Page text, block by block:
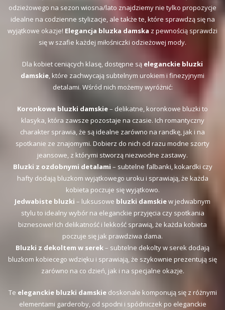
odzieżowego na sezon wiosna/lato znajdziemy nie tylko propozycje
idealne na codzienne stylizacje, ale także te, które sprawdzą się na
wyjątkowe okazje! Elegancja bluzka damska z pewnością sprawdzi
się w szafie każdej miłośniczki odzieżowej mody.
Dla kobiet ceniących klasę, dostępne są eleganckie bluzki
damskie, które zachwycają subtelnym urokiem i finezyjnymi
detalami. Wśród nich możemy wyróżnić:
Koronkowe bluzki damskie– delikatne, koronkowe bluzki to
klasyka, która zawsze pozostaje na czasie. Ich romantyczny
charakter sprawia, że są idealne zarówno na randkę, jak i na
spotkanie ze znajomymi. Dobierz do nich od razu modne szorty
jeansowe, z którymi stworzą niezwodne zastawy.
Bluzki z ozdobnymi detalami – subtelne falbanki, kokardki czy
hafty dodają bluzkom wyjątkowego uroku i sprawiają, że każda
kobieta poczuje się wyjątkowo.
Jedwabiste bluzki – luksusowe bluzki damskiew jedwabnym
stylu to idealny wybór na eleganckie przyjęcia czy spotkania
biznesowe! Ich delikatność i lekkość sprawią, że każda kobieta
poczuje się jak prawdziwa dama.
Bluzki z dekoltem w serek– subtelne dekolty w serek dodają
bluzkom kobiecego wdzięku i sprawiają, że szykownie prezentują się
zarówno na co dzień, jak i na specjalne okazje.
Te eleganckie bluzki damskiedoskonale komponują się z różnymi
elementami garderoby, od spodni i spódniczek po eleganckie